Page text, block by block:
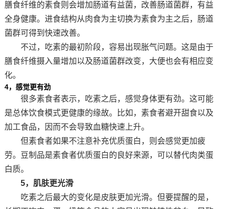
膳食纤维的素食则会增加肠道有益菌，改善肠道菌群，有益
全身健康。进食结构从肉食为主切换为素食为主之后，肠道
菌群可得到快速改善。
不过，吃素的最初阶段，容易出现胀气问题。这是由于
膳食纤维摄入量增加以及肠道菌群改变，大便也会有相应变
化。
4，感觉更有劲
很多素食者表示，吃素之后，感觉身体更有劲。这可能
是总体饮食模式更健康的缘故。比如，素食者避开甜食以及
加工食品，因而不会导致血糖快速上升。
但素食者如果不注意补充优质蛋白，则会感觉更加疲
劳。豆制品是素食者优质蛋白的良好来源，可以替代肉类蛋
白质。
5，肌肤更光滑
吃素之后最大的变化是皮肤更加光滑。但要提醒的是，